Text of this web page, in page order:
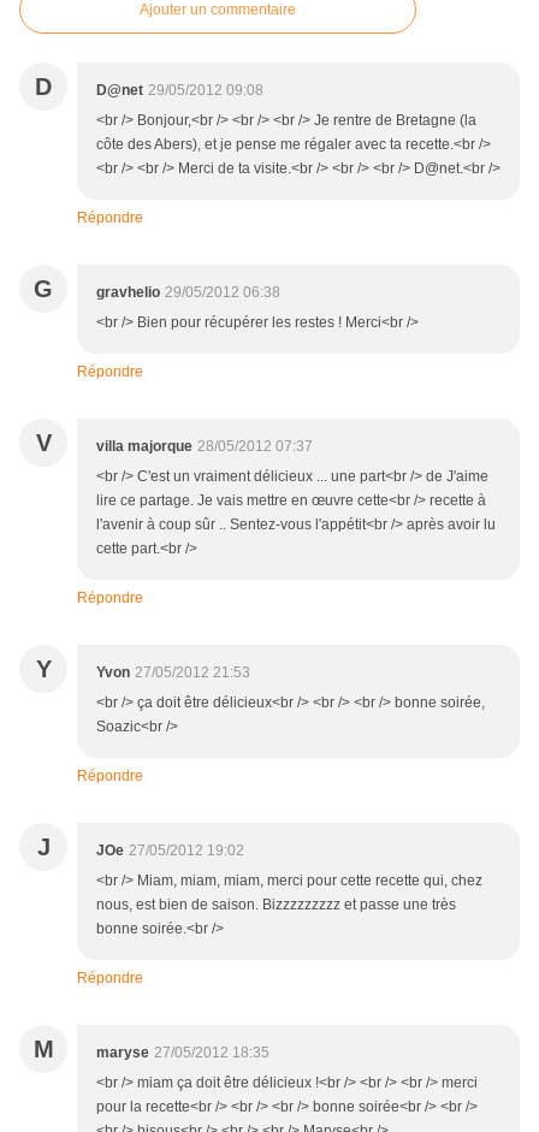
Ajouter un commentaire
D D@net 29/05/2012 09:08
<br /> Bonjour,<br /> <br /> <br /> Je rentre de Bretagne (la
côte des Abers), et je pense me régaler avec ta recette.<br />
<br /> <br /> Merci de ta visite.<br /> <br /> <br /> D@net.<br />
Répondre
G gravhelio 29/05/2012 06:38
<br /> Bien pour récupérer les restes ! Merci<br />
Répondre
V villa majorque 28/05/2012 07:37
<br /> C'est un vraiment délicieux ... une part<br /> de J'aime
lire ce partage. Je vais mettre en œuvre cette<br /> recette à
l'avenir à coup sûr .. Sentez-vous l'appétit<br /> après avoir lu
cette part.<br />
Répondre
Y Yvon 27/05/2012 21:53
<br /> ça doit être délicieux<br /> <br /> <br /> bonne soirée,
Soazic<br />
Répondre
J JOe 27/05/2012 19:02
<br /> Miam, miam, miam, merci pour cette recette qui, chez
nous, est bien de saison. Bizzzzzzzzz et passe une très
bonne soirée.<br />
Répondre
M maryse 27/05/2012 18:35
<br /> miam ça doit être délicieux !<br /> <br /> <br /> merci
pour la recette<br /> <br /> <br /> bonne soirée<br /> <br />